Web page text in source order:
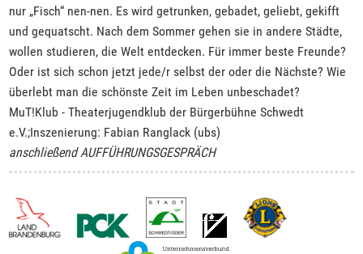
nur „Fisch“ nen-nen. Es wird getrunken, gebadet, geliebt, gekifft
und gequatscht. Nach dem Sommer gehen sie in andere Städte,
wollen studieren, die Welt entdecken. Für immer beste Freunde?
Oder ist sich schon jetzt jede/r selbst der oder die Nächste? Wie
überlebt man die schönste Zeit im Leben unbeschadet?
MuT!Klub - Theaterjugendklub der Bürgerbühne Schwedt
e.V.;Inszenierung: Fabian Ranglack (ubs)
anschließend AUFFÜHRUNGSGESPRÄCH